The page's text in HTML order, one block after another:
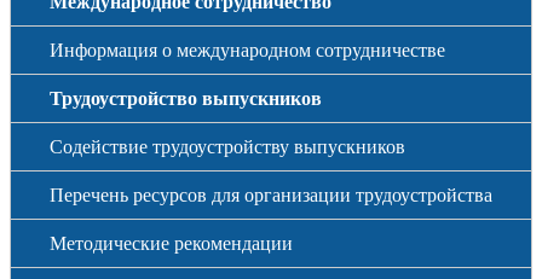
Информация о международном сотрудничестве
Трудоустройство выпускников
Содействие трудоустройству выпускников
Перечень ресурсов для организации трудоустройства
Методические рекомендации